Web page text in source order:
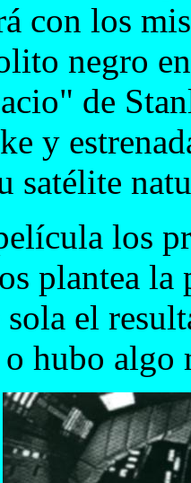
con los
negro
de
y
satélite
los
plantea
el
hubo algo